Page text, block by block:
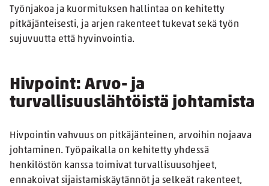
Työnjakoa ja kuormituksen hallintaa on kehitetty
pitkäjänteisesti, ja arjen rakenteet tukevat sekä työn
sujuvuutta että hyvinvointia.
Hivpoint: Arvo- ja
turvallisuuslähtöistä johtamista
Hivpointin vahvuus on pitkäjänteinen, arvoihin nojaava
johtaminen. Työpaikalla on kehitetty yhdessä
henkilöstön kanssa toimivat turvallisuusohjeet,
ennakoivat sijaistamiskäytännöt ja selkeät rakenteet,